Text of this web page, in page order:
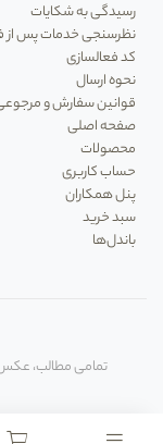
رسیدگی به شکایات
نظرسنجی خدمات پس
کد فعالسازی
نحوه ارسال
قوانین سفارش و
صفحه اصلی
محصولات
حساب کاربری
پنل همکاران
سبد خرید
باندل‌ها
تمامی مطالب،